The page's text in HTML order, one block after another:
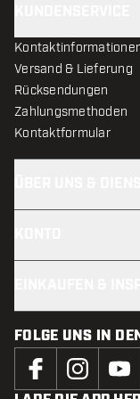
Versand & Lieferung
Rücksendungen
Zahlungsmethoden
Kontaktformular
FOLGE UNS IN